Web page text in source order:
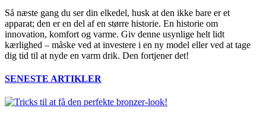
Så næste gang du ser din elkedel, husk at den ikke bare er et
apparat; den er en del af en større historie. En historie om
innovation, komfort og varme. Giv denne usynlige helt lidt
kærlighed – måske ved at investere i en ny model eller ved at tage
dig tid til at nyde en varm drik. Den fortjener det!
SENESTE ARTIKLER